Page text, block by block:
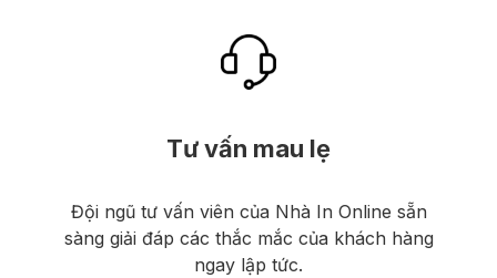
Tư vấn mau lẹ
Đội ngũ tư vấn viên của Nhà In Online sẵn
sàng giải đáp các thắc mắc của khách hàng
ngay lập tức.